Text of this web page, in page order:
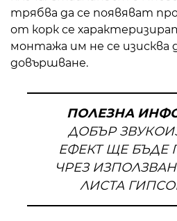
трябва да се появяват
от корк се
монтажа им не се изисква
довършване.
ПОЛЕЗНА
ДОБЪР
ЕФЕКТ ЩЕ БЪДЕ
ЧРЕЗ
ЛИСТА